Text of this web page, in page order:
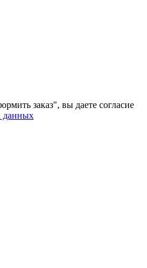
заказ", вы даете согласие
данных